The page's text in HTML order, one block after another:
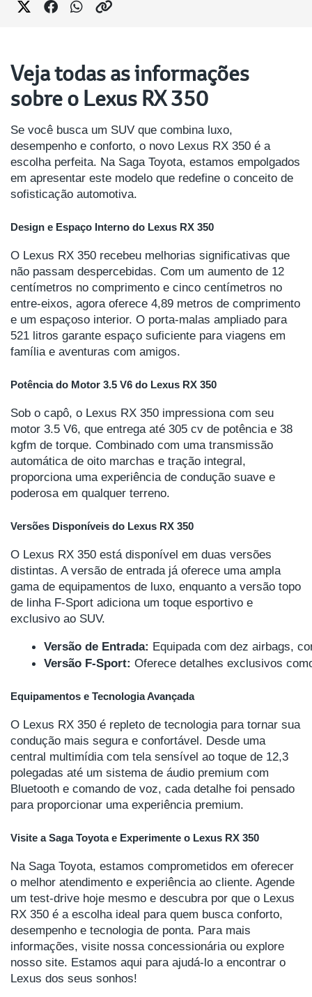
Veja todas as informações
sobre o Lexus RX 350
Se você busca um SUV que combina luxo,
desempenho e conforto, o novo Lexus RX 350 é a
escolha perfeita. Na Saga Toyota, estamos empolgados
em apresentar este modelo que redefine o conceito de
sofisticação automotiva.
Design e Espaço Interno do Lexus RX 350
O Lexus RX 350 recebeu melhorias significativas que
não passam despercebidas. Com um aumento de 12
centímetros no comprimento e cinco centímetros no
entre-eixos, agora oferece 4,89 metros de comprimento
e um espaçoso interior. O porta-malas ampliado para
521 litros garante espaço suficiente para viagens em
família e aventuras com amigos.
Potência do Motor 3.5 V6 do Lexus RX 350
Sob o capô, o Lexus RX 350 impressiona com seu
motor 3.5 V6, que entrega até 305 cv de potência e 38
kgfm de torque. Combinado com uma transmissão
automática de oito marchas e tração integral,
proporciona uma experiência de condução suave e
poderosa em qualquer terreno.
Versões Disponíveis do Lexus RX 350
O Lexus RX 350 está disponível em duas versões
distintas. A versão de entrada já oferece uma ampla
gama de equipamentos de luxo, enquanto a versão topo
de linha F-Sport adiciona um toque esportivo e
exclusivo ao SUV.
Versão de Entrada: Equipada com dez airbags,
Versão F-Sport: Oferece detalhes exclusivos
Equipamentos e Tecnologia Avançada
O Lexus RX 350 é repleto de tecnologia para tornar sua
condução mais segura e confortável. Desde uma
central multimídia com tela sensível ao toque de 12,3
polegadas até um sistema de áudio premium com
Bluetooth e comando de voz, cada detalhe foi pensado
para proporcionar uma experiência premium.
Visite a Saga Toyota e Experimente o Lexus RX 350
Na Saga Toyota, estamos comprometidos em oferecer
o melhor atendimento e experiência ao cliente. Agende
um test-drive hoje mesmo e descubra por que o Lexus
RX 350 é a escolha ideal para quem busca conforto,
desempenho e tecnologia de ponta. Para mais
informações, visite nossa concessionária ou explore
nosso site. Estamos aqui para ajudá-lo a encontrar o
Lexus dos seus sonhos!